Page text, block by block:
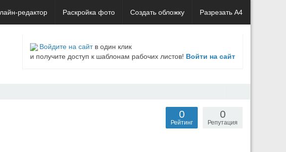
редактор Раскройка фото Создать обложку Разрезать А4
Войдите на сайтв один клик
и получите доступ к шаблонам рабочих листов! Войти на сайт
0
Репутация
0
Рейтинг